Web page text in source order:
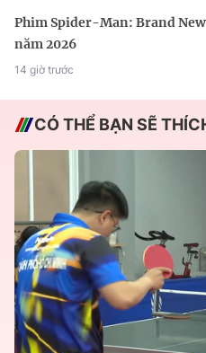
Phim Spider-Man: Brand
năm 2026
14 giờ trước
CÓ THỂ BẠN SẼ